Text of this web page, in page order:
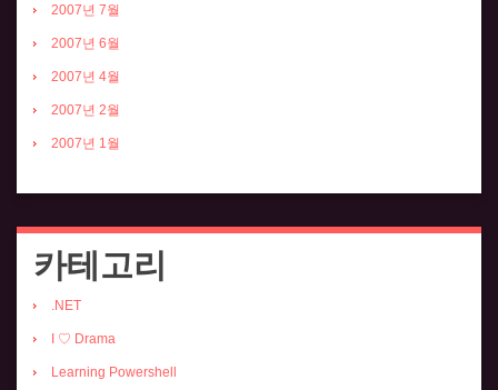
2007년 7월
2007년 6월
2007년 4월
2007년 2월
2007년 1월
카테고리
.NET
I ♡ Drama
Learning Powershell